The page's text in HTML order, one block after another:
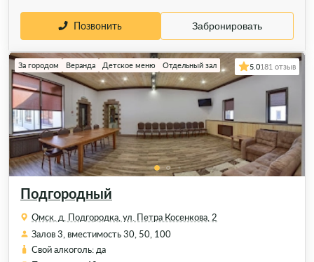
Позвонить Забронировать
Подгородный
За городом Веранда Детское меню Отдельный зал 5.0181 отзыв
Омск, д. Подгородка, ул. Петра Косенкова, 2
Залов 3, вместимость 30, 50, 100
Свой алкоголь: да